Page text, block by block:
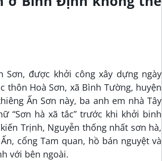
được khởi công xây dựng ngày
thôn Hoà Sơn, xã Bình Tường, huyện
Ấn Sơn này, ba anh em nhà Tây
“Sơn hà xã tắc” trước khi khởi binh
Trịnh, Nguyễn thống nhất sơn hà,
cổng Tam quan, hồ bán nguyệt và
với bên ngoài.